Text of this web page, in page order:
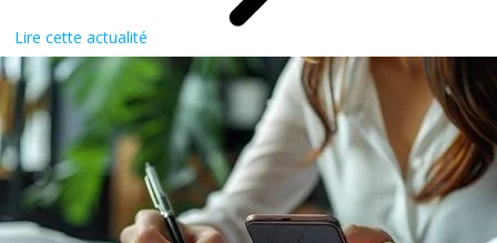
Lire cette actualité